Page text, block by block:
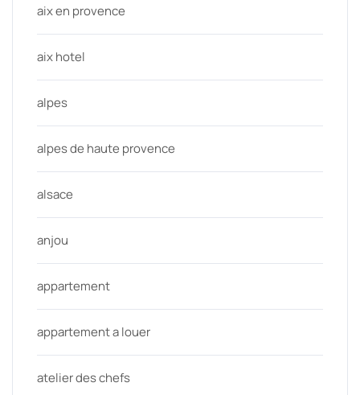
aix en provence
aix hotel
alpes
alpes de haute provence
alsace
anjou
appartement
appartement a louer
atelier des chefs